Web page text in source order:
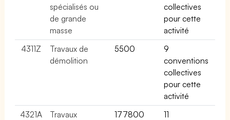
spécialisés ou
de grande
masse
collectives
pour cette
activité
4311Z
Travaux de
démolition
5500
9
conventions
collectives
pour cette
activité
4321A
Travaux
177800
11